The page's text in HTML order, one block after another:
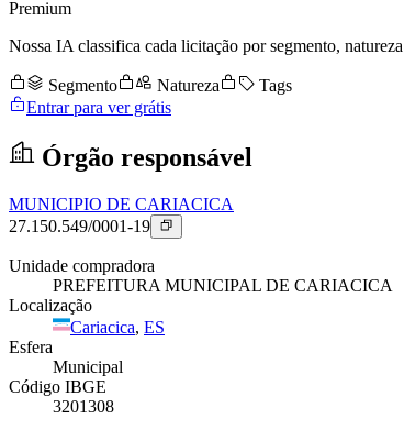
Premium
Nossa IA classifica cada licitação por segmento,
Segmento Natureza
Tags
Entrar para ver grátis
Órgão responsável
MUNICIPIO DE CARIACICA
27.150.549/0001-19
Unidade compradora
PREFEITURA MUNICIPAL DE CARIACICA
Localização
Cariacica, ES
Esfera
Municipal
Código IBGE
3201308